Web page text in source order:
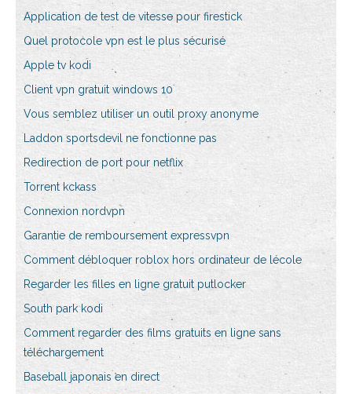
Application de test de vitesse pour firestick
Quel protocole vpn est le plus sécurisé
Apple tv kodi
Client vpn gratuit windows 10
Vous semblez utiliser un outil proxy anonyme
Laddon sportsdevil ne fonctionne pas
Redirection de port pour netflix
Torrent kckass
Connexion nordvpn
Garantie de remboursement expressvpn
Comment débloquer roblox hors ordinateur de lécole
Regarder les filles en ligne gratuit putlocker
South park kodi
Comment regarder des films gratuits en ligne sans
téléchargement
Baseball japonais en direct